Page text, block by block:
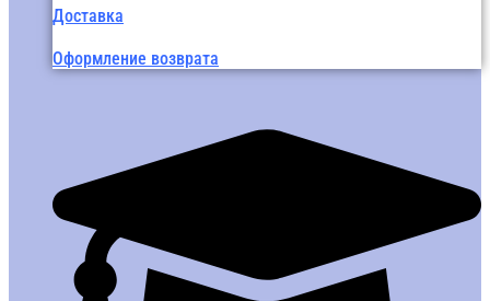
Доставка
Оформление возврата